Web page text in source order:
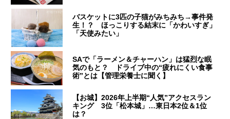
バスケットに3匹の子猫がみちみち→事件発
生！？ ほっこりする結末に「かわいすぎ」
「天使みたい」
SAで「ラーメン＆チャーハン」は猛烈な眠
気のもと？ ドライブ中の“疲れにくい食事
術”とは【管理栄養士に聞く】
【お城】2026年上半期“人気”アクセスラン
キング 3位「松本城」…東日本2位＆1位
は？